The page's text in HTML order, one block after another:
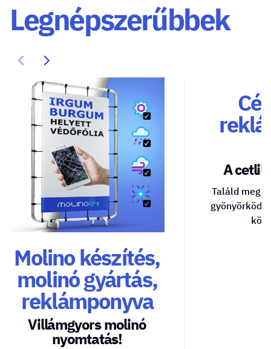
Legnépszerűbbek
Molino készítés,
molinó gyártás,
reklámponyva
Villámgyors molinó
nyomtatás!
A
Találd meg